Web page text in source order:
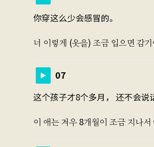
你穿这么少会感冒的。
너 이렇게 (옷을) 조금 입으면 감
07
这个孩子才8个多月， 还不会说
이 애는 겨우 8개월이 조금 지나